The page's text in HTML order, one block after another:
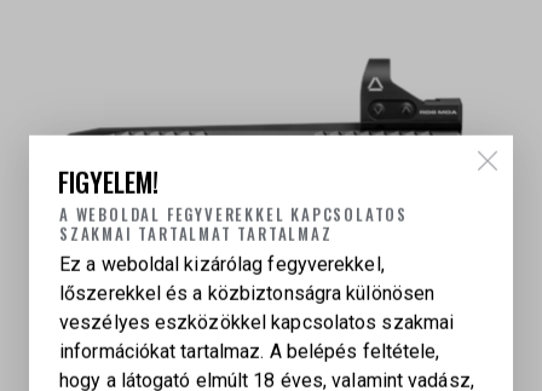
FIGYELEM!
A WEBOLDAL FEGYVEREKKEL KAPCSOLATOS
SZAKMAI TARTALMAT TARTALMAZ
Ez a weboldal kizárólag fegyverekkel,
lőszerekkel és a közbiztonságra különösen
veszélyes eszközökkel kapcsolatos szakmai
információkat tartalmaz. A belépés feltétele,
hogy a látogató elmúlt 18 éves, valamint vadász,